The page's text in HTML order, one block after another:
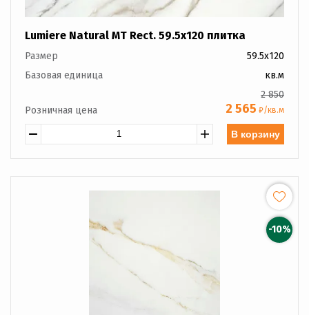
Lumiere Natural MT Rect. 59.5x120 плитка
Размер
59.5x120
Базовая единица
кв.м
Розничная цена
2 850
2 565 ₽/кв.м
В корзину
-10%